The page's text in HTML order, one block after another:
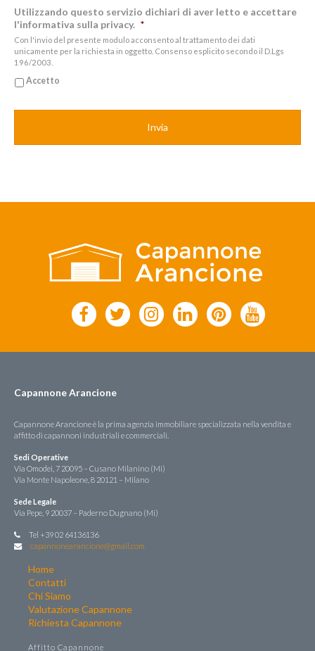
Utilizzando questo servizio dichiari di aver letto e accettare
l'informativa sulla privacy. *
Con l'invio del presente modulo acconsento al trattamento dei dati
unicamente per la richiesta in oggetto. Consenso esplicito secondo il D.Lgs
196/2003.
Accetto
Capannone Arancione
Capannone Arancione è la prima agenzia immobiliare specializzata nella vendita e
affitto di capannoni industriali e commerciali.
Sedi Operative
Via Omodei, 7 20095 – Cusano Milanino (Mi)
Via Monte Napoleone, 8 20121 – Milano
Sede Legale
Via Pepe, 9 20037 – Paderno Dugnano (Mi)
Tel +39 02 64136136
capannonearancione@gmail.com
Home
Contatti
Chi Siamo
Valutazione Capannone
Richiesta Capannone
Affitto Capannone